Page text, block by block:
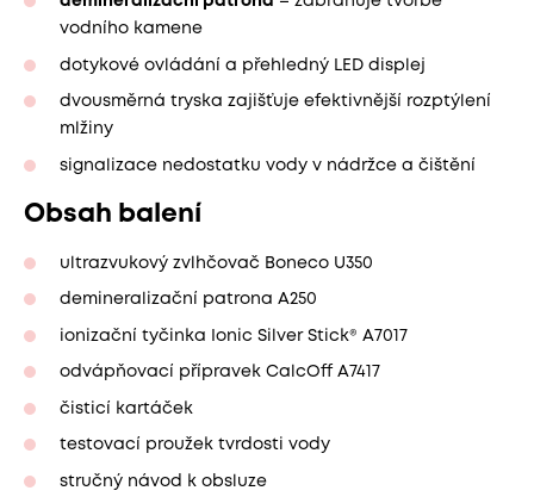
vodního kamene
dotykové ovládání a přehledný LED displej
dvousměrná tryska zajišťuje efektivnější rozptýlení
mlžiny
signalizace nedostatku vody v nádržce a čištění
Obsah balení
ultrazvukový zvlhčovač Boneco U350
demineralizační patrona A250
ionizační tyčinka Ionic Silver Stick® A7017
odvápňovací přípravek CalcOff A7417
čisticí kartáček
testovací proužek tvrdosti vody
stručný návod k obsluze